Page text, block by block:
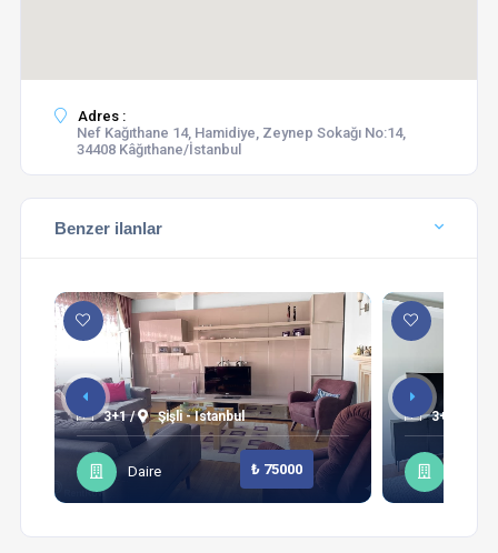
Adres :
Nef Kağıthane 14, Hamidiye, Zeynep Sokağı No:14,
34408 Kâğıthane/İstanbul
Benzer ilanlar
3+1 / Şişli - Istanbul
Daire ₺ 75000
3+1 /